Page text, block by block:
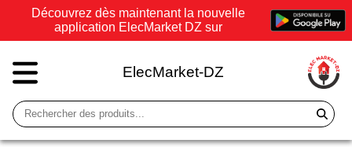
Découvrez dès maintenant la nouvelle
application ElecMarket DZ sur
ElecMarket-DZ